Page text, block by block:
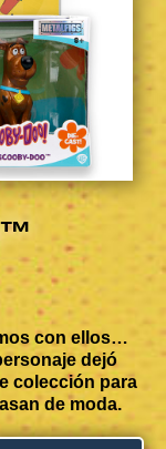
con ellos…
dejó
colección para
de moda.